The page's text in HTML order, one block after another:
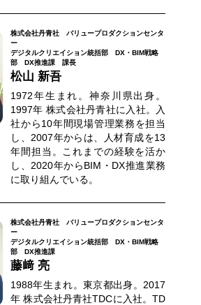
株式会社丹青社 バリュープロダクションセンタ
ー
デジタルクリエイション統括部 DX・BIM戦略
部 DX推進課 課長
松山 新吾
1972年生まれ。神奈川県出身。
1997年 株式会社丹青社に入社。入
社から10年間現場管理業務を担当
し、2007年からは、人材育成を13
年間担当。これまでの経験を活か
し、2020年からBIM・DX推進業務
に取り組んでいる。
株式会社丹青社 バリュープロダクションセンタ
ー
デジタルクリエイション統括部 DX・BIM戦略
部 DX推進課
藤﨑 亮
1988年生まれ。東京都出身。2017
年 株式会社丹青社TDCに入社。TD